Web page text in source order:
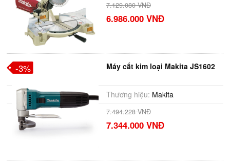
7.129.080 VNĐ
6.986.000 VNĐ
Máy cắt kim loại Makita JS1602
Thương hiệu: Makita
7.494.228 VNĐ
7.344.000 VNĐ
-3%